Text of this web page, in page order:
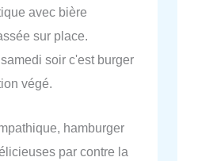
avec bière
sur place.
soir c'est burger
végé.
hamburger
par contre la